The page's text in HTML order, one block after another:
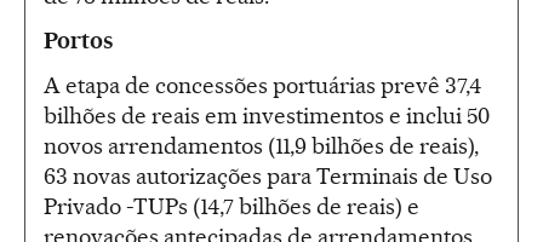
Portos
A etapa de concessões portuárias prevê 37,4
bilhões de reais em investimentos e inclui 50
novos arrendamentos (11,9 bilhões de reais),
63 novas autorizações para Terminais de Uso
Privado -TUPs (14,7 bilhões de reais) e
renovações antecipadas de arrendamentos